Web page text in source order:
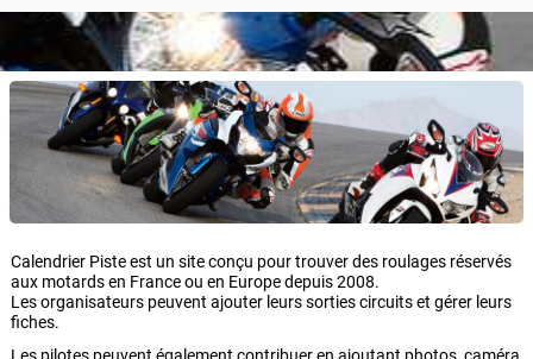
Calendrier Piste est un site conçu pour trouver des roulages réservés
aux motards en France ou en Europe depuis 2008.
Les organisateurs peuvent ajouter leurs sorties circuits et gérer leurs
fiches.